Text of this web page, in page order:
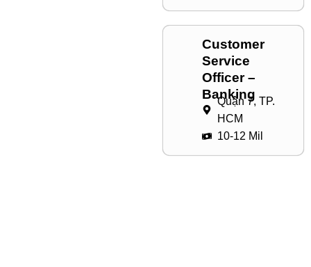
Customer
Service
Officer –
Banking
Quận 7, TP.
HCM
10-12 Mil